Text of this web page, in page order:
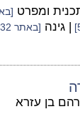
ומפרט
| גינה [באתר 32]
בן עזרא